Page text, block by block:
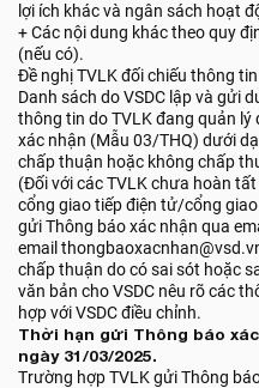
lợi ích khác và ngân sách hoạt
+ Các nội dung khác theo quy
(nếu có).
Đề nghị TVLK đối chiếu thông
Danh sách do VSDC lập và gửi
thông tin do TVLK đang quản lý
xác nhận (Mẫu 03/THQ) dưới
chấp thuận hoặc không chấp
(Đối với các TVLK chưa hoàn
cổng giao tiếp điện tử/cổng
gửi Thông báo xác nhận qua
email
chấp thuận do có sai sót hoặc
văn bản cho VSDC nêu rõ các
hợp với VSDC điều chỉnh.
Thời hạn gửi Thông báo
ngày 31/03/2025.
Trường hợp TVLK gửi Thông